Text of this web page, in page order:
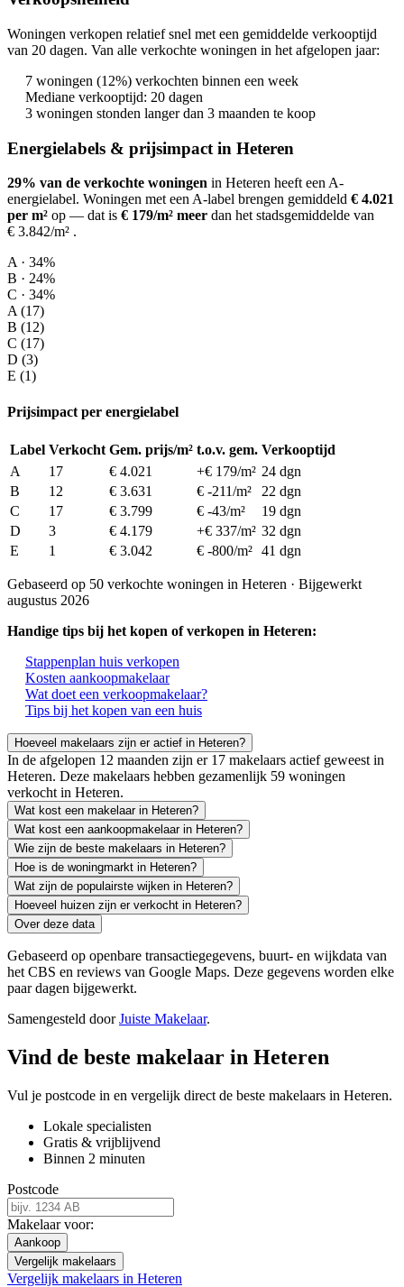
Woningen verkopen relatief snel met een gemiddelde verkooptijd
van 20 dagen. Van alle verkochte woningen in het afgelopen jaar:
7 woningen (12%) verkochten binnen een week
Mediane verkooptijd: 20 dagen
3 woningen stonden langer dan 3 maanden te koop
Energielabels & prijsimpact in Heteren
29% van de verkochte woningen in Heteren heeft een A-
energielabel. Woningen met een A-label brengen gemiddeld € 4.021
per m² op — dat is € 179/m² meer dan het stadsgemiddelde van
€ 3.842/m² .
A · 34%
B · 24%
C · 34%
A (17)
B (12)
C (17)
D (3)
E (1)
Prijsimpact per energielabel
Label Verkocht Gem. prijs/m² t.o.v. gem. Verkooptijd
A
17 € 4.021 +€ 179/m² 24 dgn
B
12 € 3.631 € -211/m²
22 dgn
C
17 € 3.799 € -43/m²
19 dgn
D
3 € 4.179 +€ 337/m² 32 dgn
E
1 € 3.042 € -800/m² 41 dgn
Gebaseerd op 50 verkochte woningen in Heteren · Bijgewerkt
augustus 2026
Handige tips bij het kopen of verkopen in Heteren:
Stappenplan huis verkopen
Kosten aankoopmakelaar
Wat doet een verkoopmakelaar?
Tips bij het kopen van een huis
Hoeveel makelaars zijn er actief in Heteren?
In de afgelopen 12 maanden zijn er 17 makelaars actief geweest in
Heteren. Deze makelaars hebben gezamenlijk 59 woningen
verkocht in Heteren.
Wat kost een makelaar in Heteren?
Wat kost een aankoopmakelaar in Heteren?
Wie zijn de beste makelaars in Heteren?
Hoe is de woningmarkt in Heteren?
Wat zijn de populairste wijken in Heteren?
Hoeveel huizen zijn er verkocht in Heteren?
Over deze data
Gebaseerd op openbare transactiegegevens, buurt- en wijkdata van
het CBS en reviews van Google Maps. Deze gegevens worden elke
paar dagen bijgewerkt.
Samengesteld doorJuiste Makelaar.
Vind de beste makelaar in Heteren
Vul je postcode in en vergelijk direct de beste makelaars in Heteren.
Lokale specialisten
Gratis & vrijblijvend
Binnen 2 minuten
Postcode
Makelaar voor:
Aankoop
Vergelijk makelaars
Vergelijk makelaars in Heteren